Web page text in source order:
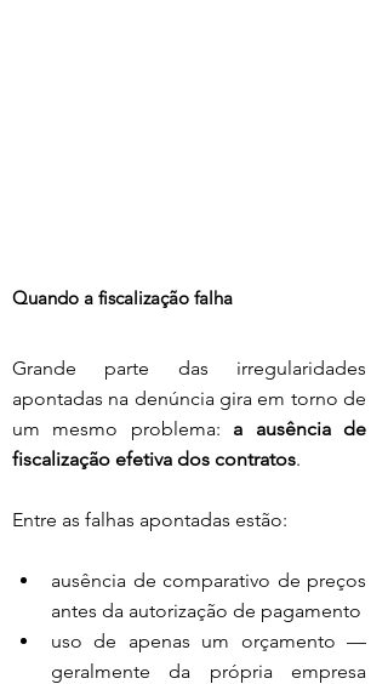
Quando a fiscalização falha
Grande parte das irregularidades
apontadas na denúncia gira em torno de
um mesmo problema: a ausência de
fiscalização efetiva dos contratos.
Entre as falhas apontadas estão:
ausência de comparativo de preços
antes da autorização de pagamento
uso de apenas um orçamento —
geralmente da própria empresa